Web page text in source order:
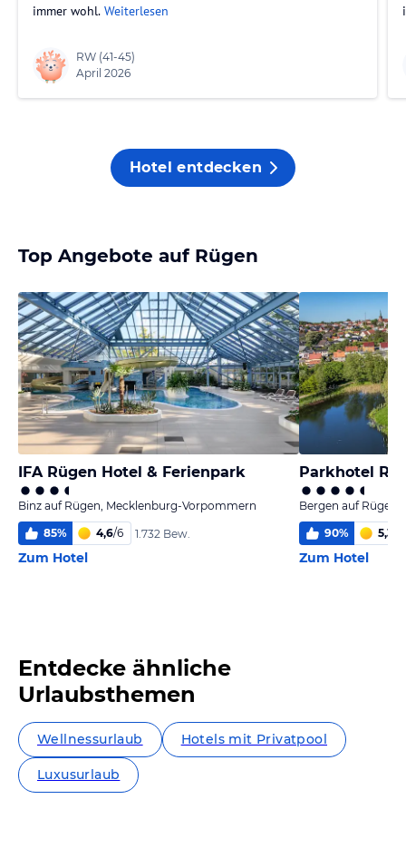
immer wohl. Weiterlesen
RW (41-45)
April 2026
Hotel entdecken
Top Angebote auf Rügen
IFA Rügen Hotel & Ferienpark
Binz auf Rügen, Mecklenburg-Vorpommern
85% 4,6/6 1.732 Bew.
Zum Hotel
Parkhotel
Bergen auf
90% 5,3
Zum Hotel
Entdecke ähnliche
Urlaubsthemen
Wellnessurlaub Hotels mit Privatpool
Luxusurlaub